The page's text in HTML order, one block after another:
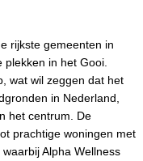
rijkste gemeenten in
in het Gooi.
wat wil zeggen dat het
in Nederland,
het centrum. De
prachtige woningen met
Alpha Wellness